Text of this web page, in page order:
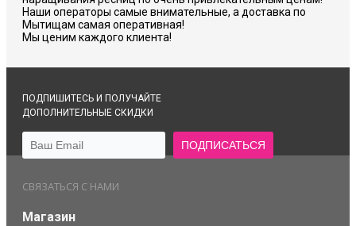
Наши операторы самые внимательные, а доставка по
Мытищам самая оперативная!
Мы ценим каждого клиента!
ПОДПИШИТЕСЬ И ПОЛУЧАЙТЕ
ДОПОЛНИТЕЛЬНЫЕ СКИДКИ
СВЯЗАТЬСЯ С НАМИ
Магазин